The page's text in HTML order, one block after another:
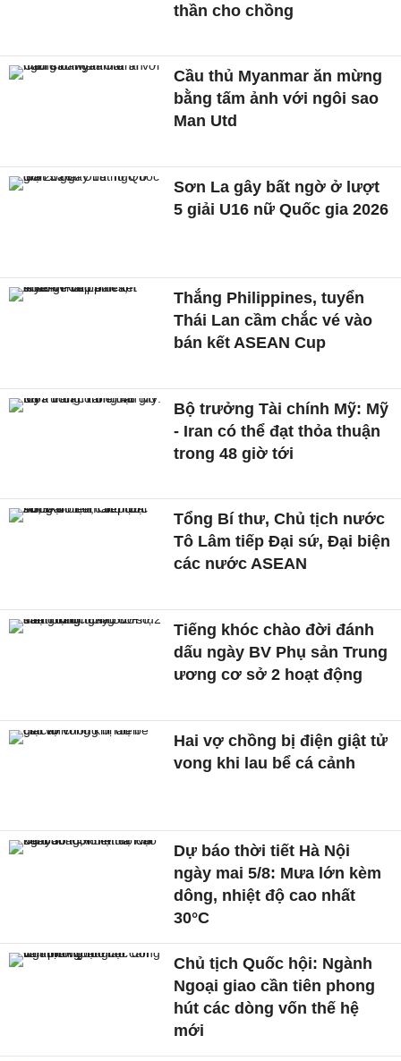
thần cho chồng
Cầu thủ Myanmar ăn mừng
bằng tấm ảnh với ngôi sao
Man Utd
Sơn La gây bất ngờ ở lượt
5 giải U16 nữ Quốc gia 2026
Thắng Philippines, tuyển
Thái Lan cầm chắc vé vào
bán kết ASEAN Cup
Bộ trưởng Tài chính Mỹ: Mỹ
- Iran có thể đạt thỏa thuận
trong 48 giờ tới
Tổng Bí thư, Chủ tịch nước
Tô Lâm tiếp Đại sứ, Đại biện
các nước ASEAN
Tiếng khóc chào đời đánh
dấu ngày BV Phụ sản Trung
ương cơ sở 2 hoạt động
Hai vợ chồng bị điện giật tử
vong khi lau bể cá cảnh
Dự báo thời tiết Hà Nội
ngày mai 5/8: Mưa lớn kèm
dông, nhiệt độ cao nhất
30°C
Chủ tịch Quốc hội: Ngành
Ngoại giao cần tiên phong
hút các dòng vốn thế hệ
mới